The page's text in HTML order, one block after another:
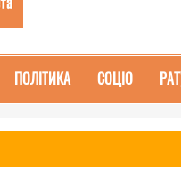
ПОЛІТИКА СОЦІО